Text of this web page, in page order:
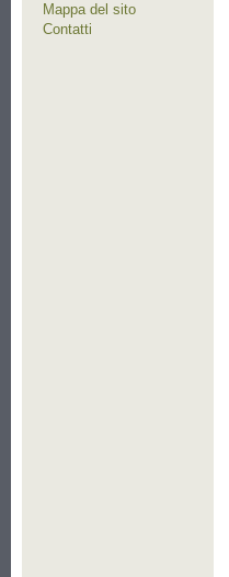
Mappa del sito
Contatti